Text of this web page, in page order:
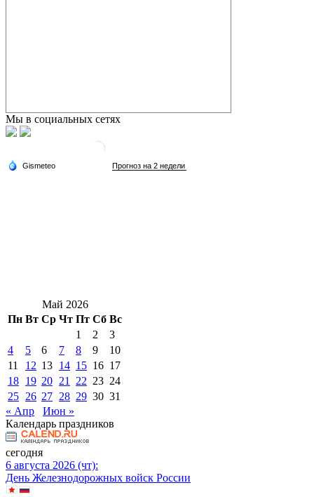
Мы в социальных сетях
Май 2026
Пн Вт Ср Чт Пт Сб Вс
1
2
3
4
5 6 7 8 9
10
11
12 13 14 15 16 17
18 19 20 21 22 23 24
25 26 27 28 29 30 31
« Апр
Июн »
Календарь праздников
сегодня
6 августа 2026 (чт):
День Железнодорожных войск России